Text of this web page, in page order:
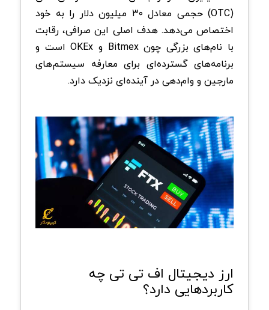
(OTC) حجمی معادل ۳۰ میلیون دلار را به خود
اختصاص می‌دهد. هدف اصلی این صرافی، رقابت
با نام‌های بزرگی چون Bitmex و OKEx است و
برنامه‌های گسترده‌ای برای معارفه سیستم‌های
مارجین و وام‌دهی در آینده‌ای نزدیک دارد.
ارز دیجیتال اف تی تی چه
کاربردهایی دارد؟